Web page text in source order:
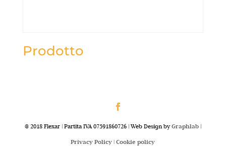
Prodotto
@ 2018 Flexar | Partita IVA 07591860726 | Web Design byGraphlab|
Privacy Policy |Cookie policy